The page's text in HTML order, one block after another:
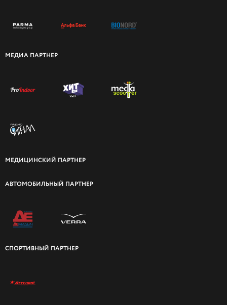
МЕДИА ПАРТНЕР
МЕДИЦИНСКИЙ ПАРТНЕР
АВТОМОБИЛЬНЫЙ ПАРТНЕР
СПОРТИВНЫЙ ПАРТНЕР